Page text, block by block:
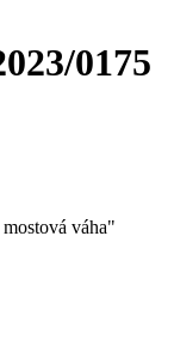
0175
váha"